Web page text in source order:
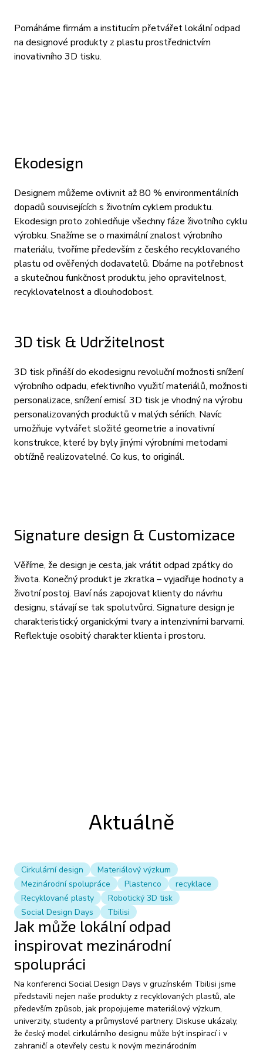
Pomáháme firmám a institucím přetvářet lokální odpad
na designové produkty z plastu prostřednictvím
inovativního 3D tisku.
Ekodesign
Designem můžeme ovlivnit až 80 % environmentálních
dopadů souvisejících s životním cyklem produktu.
Ekodesign proto zohledňuje všechny fáze životního cyklu
výrobku. Snažíme se o maximální znalost výrobního
materiálu, tvoříme především z českého recyklovaného
plastu od ověřených dodavatelů. Dbáme na potřebnost
a skutečnou funkčnost produktu, jeho opravitelnost,
recyklovatelnost a dlouhodobost.
3D tisk & Udržitelnost
3D tisk přináší do ekodesignu revoluční možnosti snížení
výrobního odpadu, efektivního využití materiálů, možnosti
personalizace, snížení emisí. 3D tisk je vhodný na výrobu
personalizovaných produktů v malých sériích. Navíc
umožňuje vytvářet složité geometrie a inovativní
konstrukce, které by byly jinými výrobními metodami
obtížně realizovatelné. Co kus, to originál.
Signature design & Customizace
Věříme, že design je cesta, jak vrátit odpad zpátky do
života. Konečný produkt je zkratka – vyjadřuje hodnoty a
životní postoj. Baví nás zapojovat klienty do návrhu
designu, stávají se tak spolutvůrci. Signature design je
charakteristický organickými tvary a intenzivními barvami.
Reflektuje osobitý charakter klienta i prostoru.
Aktuálně
Cirkulární design
Materiálový výzkum
Mezinárodní spolupráce
Plastenco
recyklace
Recyklované plasty
Robotický 3D tisk
Social Design Days
Tbilisi
Jak může lokální odpad
inspirovat mezinárodní
spolupráci
Na konferenci Social Design Days v gruzínském Tbilisi jsme
představili nejen naše produkty z recyklovaných plastů, ale
především způsob, jak propojujeme materiálový výzkum,
univerzity, studenty a průmyslové partnery. Diskuse ukázaly,
že český model cirkulárního designu může být inspirací i v
zahraničí a otevřely cestu k novým mezinárodním